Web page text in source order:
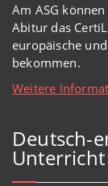
Am ASG
Abitur das
europäische
bekommen.
Weitere
Deutsch-
Unterricht